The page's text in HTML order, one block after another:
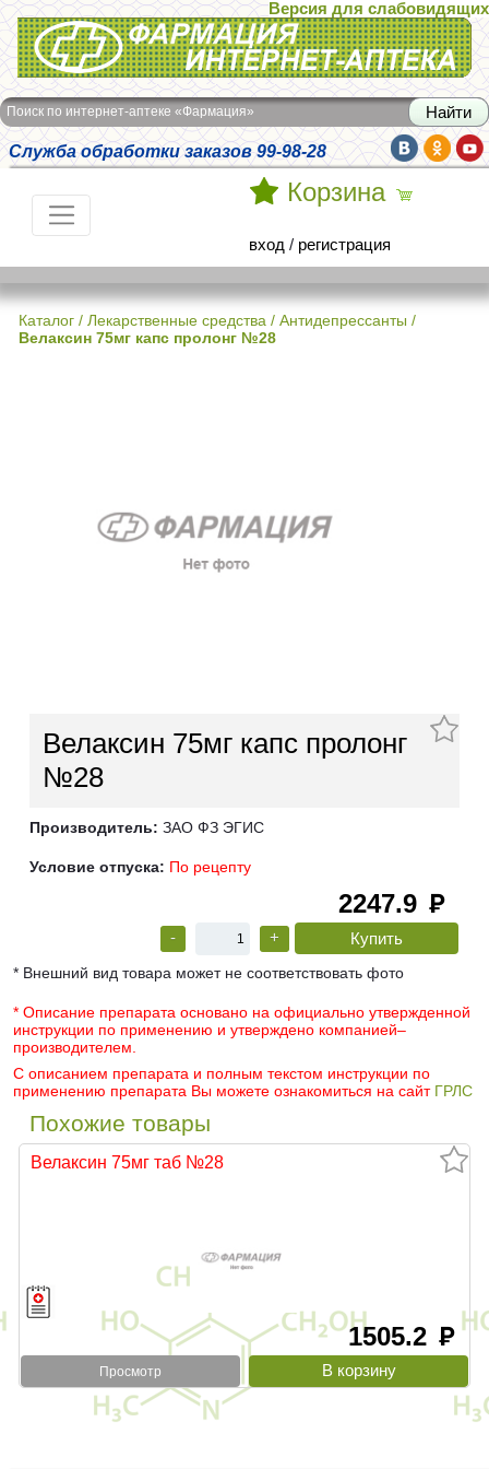
Интернет-аптека Фармация
Версия для слабовидящих
Поиск по интернет-аптеке «Фармация»
Служба обработки заказов 99-98-28
Корзина
вход / регистрация
Каталог / Лекарственные средства / Антидепрессанты /
Велаксин 75мг капс пролонг №28
Велаксин 75мг капс пролонг
№28
Производитель: ЗАО ФЗ ЭГИС
Условие отпуска: По рецепту
2247.9 руб
- +
* Внешний вид товара может не соответствовать фото
* Описание препарата основано на официально утвержденной
инструкции по применению и утверждено компанией–
производителем.
С описанием препарата и полным текстом инструкции по
применению препарата Вы можете ознакомиться на сайт ГРЛС
Похожие товары
Велаксин 75мг таб №28
1505.2 руб
Просмотр